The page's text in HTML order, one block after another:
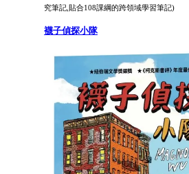
究筆記,貼合108課綱的跨領域學習筆記)
襪子偵探小隊